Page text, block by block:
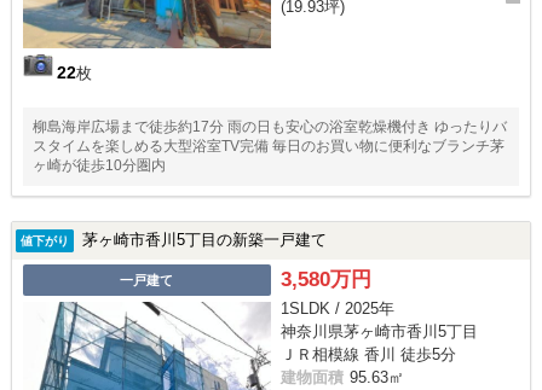
22枚
(19.93坪)
柳島海岸広場まで徒歩約17分 雨の日も安心の浴室乾燥機付き ゆったりバ
スタイムを楽しめる大型浴室TV完備 毎日のお買い物に便利なブランチ茅
ヶ崎が徒歩10分圏内
値下がり 茅ヶ崎市香川5丁目の新築一戸建て
一戸建て 3,580万円
1SLDK / 2025年
神奈川県茅ヶ崎市香川5丁目
ＪＲ相模線 香川 徒歩5分
建物面積 95.63㎡